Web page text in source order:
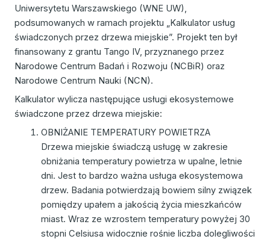
Uniwersytetu Warszawskiego (WNE UW),
podsumowanych w ramach projektu „Kalkulator usług
świadczonych przez drzewa miejskie”. Projekt ten był
finansowany z grantu Tango IV, przyznanego przez
Narodowe Centrum Badań i Rozwoju (NCBiR) oraz
Narodowe Centrum Nauki (NCN).
Kalkulator wylicza następujące usługi ekosystemowe
świadczone przez drzewa miejskie:
OBNIŻANIE TEMPERATURY POWIETRZA
Drzewa miejskie świadczą usługę w zakresie
obniżania temperatury powietrza w upalne, letnie
dni. Jest to bardzo ważna usługa ekosystemowa
drzew. Badania potwierdzają bowiem silny związek
pomiędzy upałem a jakością życia mieszkańców
miast. Wraz ze wzrostem temperatury powyżej 30
stopni Celsiusa widocznie rośnie liczba dolegliwości